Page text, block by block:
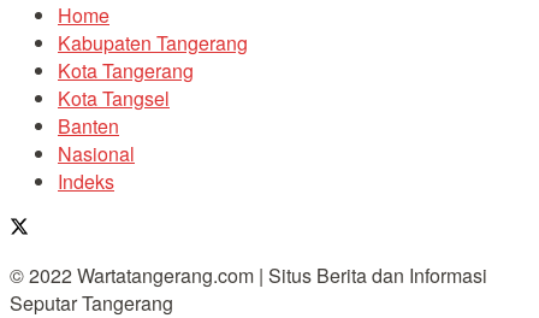
Home
Kabupaten Tangerang
Kota Tangerang
Kota Tangsel
Banten
Nasional
Indeks
© 2022 Wartatangerang.com | Situs Berita dan Informasi
Seputar Tangerang